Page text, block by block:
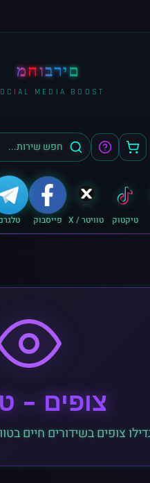
מחוברים
MEDIA BOOST
טיקטוק טוויטר / X פייסבוק
צופים -
צופים בשידורים חיים